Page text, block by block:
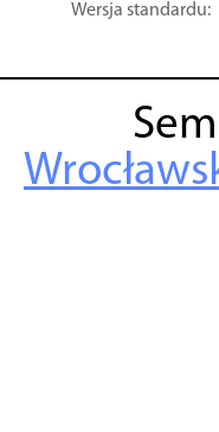
Wersja standardu: